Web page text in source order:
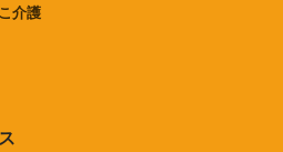
介護